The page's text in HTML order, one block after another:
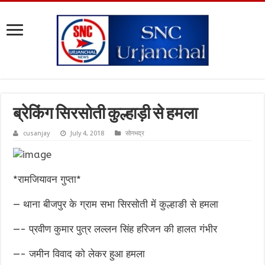
ब्रेकिंग सिरसोती कुल्हाड़ी से हमला
cusanjay July 4, 2018 सोनभद्र
*रामजियावन गुप्ता*
— थाना बीजपुर के ग्राम सभा सिरसोती में कुल्हाङी से हमला
—- प्रवीण कुमार पुत्र लल्लन सिंह हरिजन की हालत गंभीर
—- जमीन विवाद को लेकर हुआ हमला